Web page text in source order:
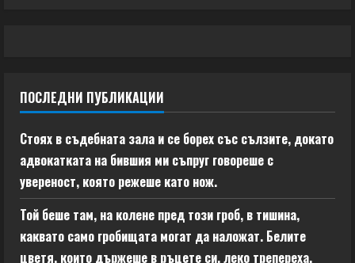
ПОСЛЕДНИ ПУБЛИКАЦИИ
Стоях в съдебната зала и се борех със сълзите, докато
адвокатката на бившия ми съпруг говореше с
увереност, която режеше като нож.
Той беше там, на колене пред този гроб, в тишина,
каквато само гробищата могат да наложат. Белите
цветя, които държеше в ръцете си, леко трепереха.